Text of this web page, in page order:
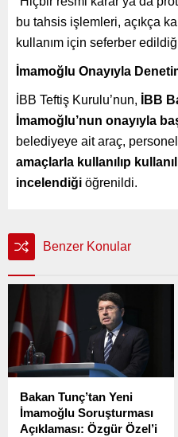
bu tahsis işlemleri, açıkça
kullanım için seferber
İmamoğlu Onayıyla
İBB Teftiş Kurulu’nun,
İBB
İmamoğlu’nun onayıyla
belediyeye ait araç,
amaçlarla kullanılıp
incelendiği öğrenildi.
Benzer Konular
Bakan Tunç’tan Yeni
İmamoğlu Soruşturması
Açıklaması: Özgür Özel’i